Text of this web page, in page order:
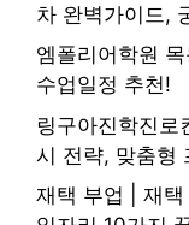
차 완벽가이드,
엠폴리어학원
수업일정 추천!
링구아진학진로
시 전략, 맞춤형
재택 부업 | 재